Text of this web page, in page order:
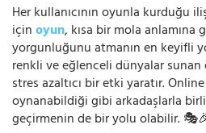
Her kullanıcının oyunla kurduğu
içinoyun, kısa bir mola
yorgunluğunu atmanın en keyifli
renkli ve eğlenceli dünyalar
stres azaltıcı bir etki yaratır.
oynanabildiği gibi arkadaşlarla
geçirmenin de bir yolu olabilir.